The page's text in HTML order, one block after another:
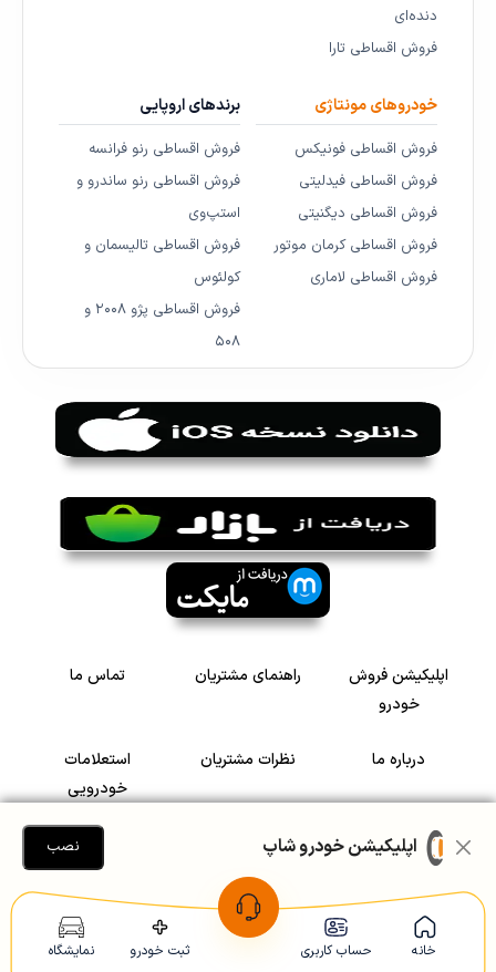
خانه حساب کاربری ثبت خودرو نمایشگاه
دنده‌ای
فروش اقساطی تارا
خودروهای مونتاژی
فروش اقساطی فونیکس
فروش اقساطی فیدلیتی
فروش اقساطی دیگنیتی
فروش اقساطی کرمان موتور
فروش اقساطی لاماری
برندهای اروپایی
فروش اقساطی رنو فرانسه
فروش اقساطی رنو ساندرو و
استپ‌وی
فروش اقساطی تالیسمان و
کولئوس
فروش اقساطی پژو ۲۰۰۸ و
۵۰۸
اپلیکیشن فروش
خودرو
راهنمای مشتریان تماس ما
درباره ما نظرات مشتریان
استعلامات
خودرویی
سرمایه گذاری در
رضایت مشتریان
Copyright © 2005-2026 Khodroshop.ir
اپلیکیشن خودرو شاپ نصب